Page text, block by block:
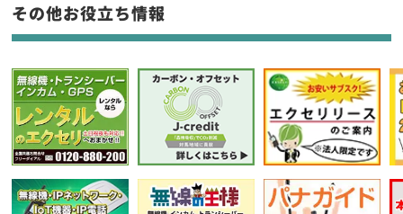
フリーワード入力(製品名等)
選択条件をリセット
その他お役立ち情報